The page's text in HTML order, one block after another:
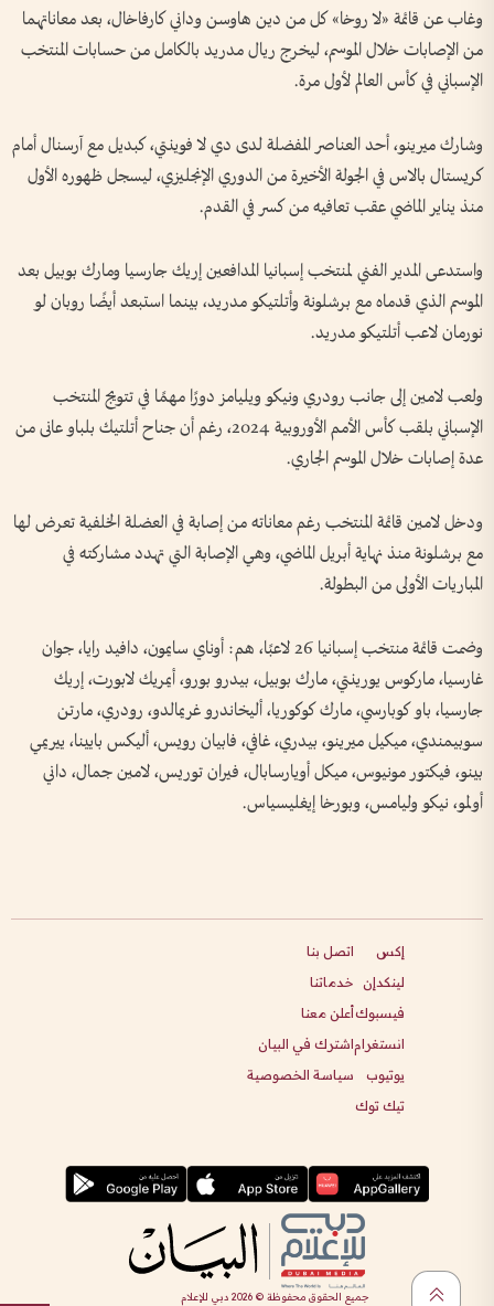
وغاب عن قائمة «لا روخا» كل من دين هاوسن وداني كارفاخال، بعد معاناتهما
من الإصابات خلال الموسم، ليخرج ريال مدريد بالكامل من حسابات المنتخب
الإسباني في كأس العالم لأول مرة.
وشارك ميرينو، أحد العناصر المفضلة لدى دي لا فوينتي، كبديل مع آرسنال أمام
كريستال بالاس في الجولة الأخيرة من الدوري الإنجليزي، ليسجل ظهوره الأول
منذ يناير الماضي عقب تعافيه من كسر في القدم.
واستدعى المدير الفني لمنتخب إسبانيا المدافعين إريك جارسيا ومارك بوبيل بعد
الموسم الذي قدماه مع برشلونة وأتلتيكو مدريد، بينما استبعد أيضًا روبان لو
نورمان لاعب أتلتيكو مدريد.
ولعب لامين إلى جانب رودري ونيكو ويليامز دورًا مهمًا في تتويج المنتخب
الإسباني بلقب كأس الأمم الأوروبية 2024، رغم أن جناح أتلتيك بلباو عانى من
عدة إصابات خلال الموسم الجاري.
ودخل لامين قائمة المنتخب رغم معاناته من إصابة في العضلة الخلفية تعرض لها
مع برشلونة منذ نهاية أبريل الماضي، وهي الإصابة التي تهدد مشاركته في
المباريات الأولى من البطولة.
وضمت قائمة منتخب إسبانيا 26 لاعبًا، هم: أوناي سايمون، دافيد رايا، جوان
غارسيا، ماركوس يورينتي، مارك بوبيل، بيدرو بورو، أيمريك لابورت، إريك
جارسيا، باو كوبارسي، مارك كوكوريا، أليخاندرو غريمالدو، رودري، مارتن
سوبيمندي، ميكيل ميرينو، بيدري، غافي، فابيان رويس، أليكس بايينا، ييريمي
بينو، فيكتور مونيوس، ميكل أويارسابال، فيران توريس، لامين جمال، داني
أولمو، نيكو وليامس، وبورخا إيغليسياس.
إكس
لينكدإن
فيسبوك
انستغرام
يوتيوب
تيك توك
اتصل بنا
خدماتنا
أعلن معنا
اشترك في البيان
سياسة الخصوصية
جميع الحقوق محفوظة ©2026 دبي للإعلام